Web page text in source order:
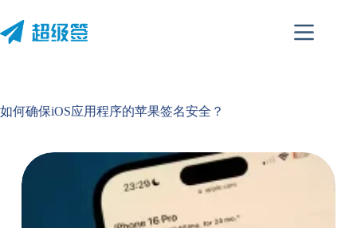
至
内
如何确保iOS应用程序的苹果签名安全？